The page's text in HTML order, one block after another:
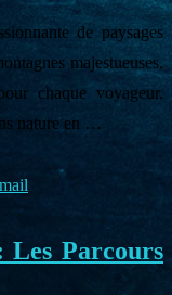
de paysages
majestueuses,
chaque voyageur.
nature en …
Les Parcours